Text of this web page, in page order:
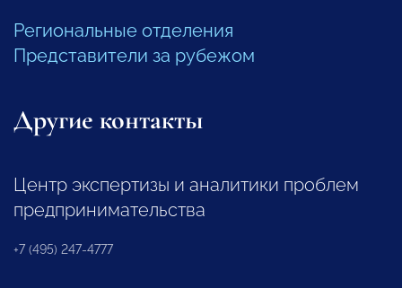
Региональные отделения
Представители за рубежом
Другие контакты
Центр экспертизы и аналитики проблем
предпринимательства
+7 (495) 247-4777